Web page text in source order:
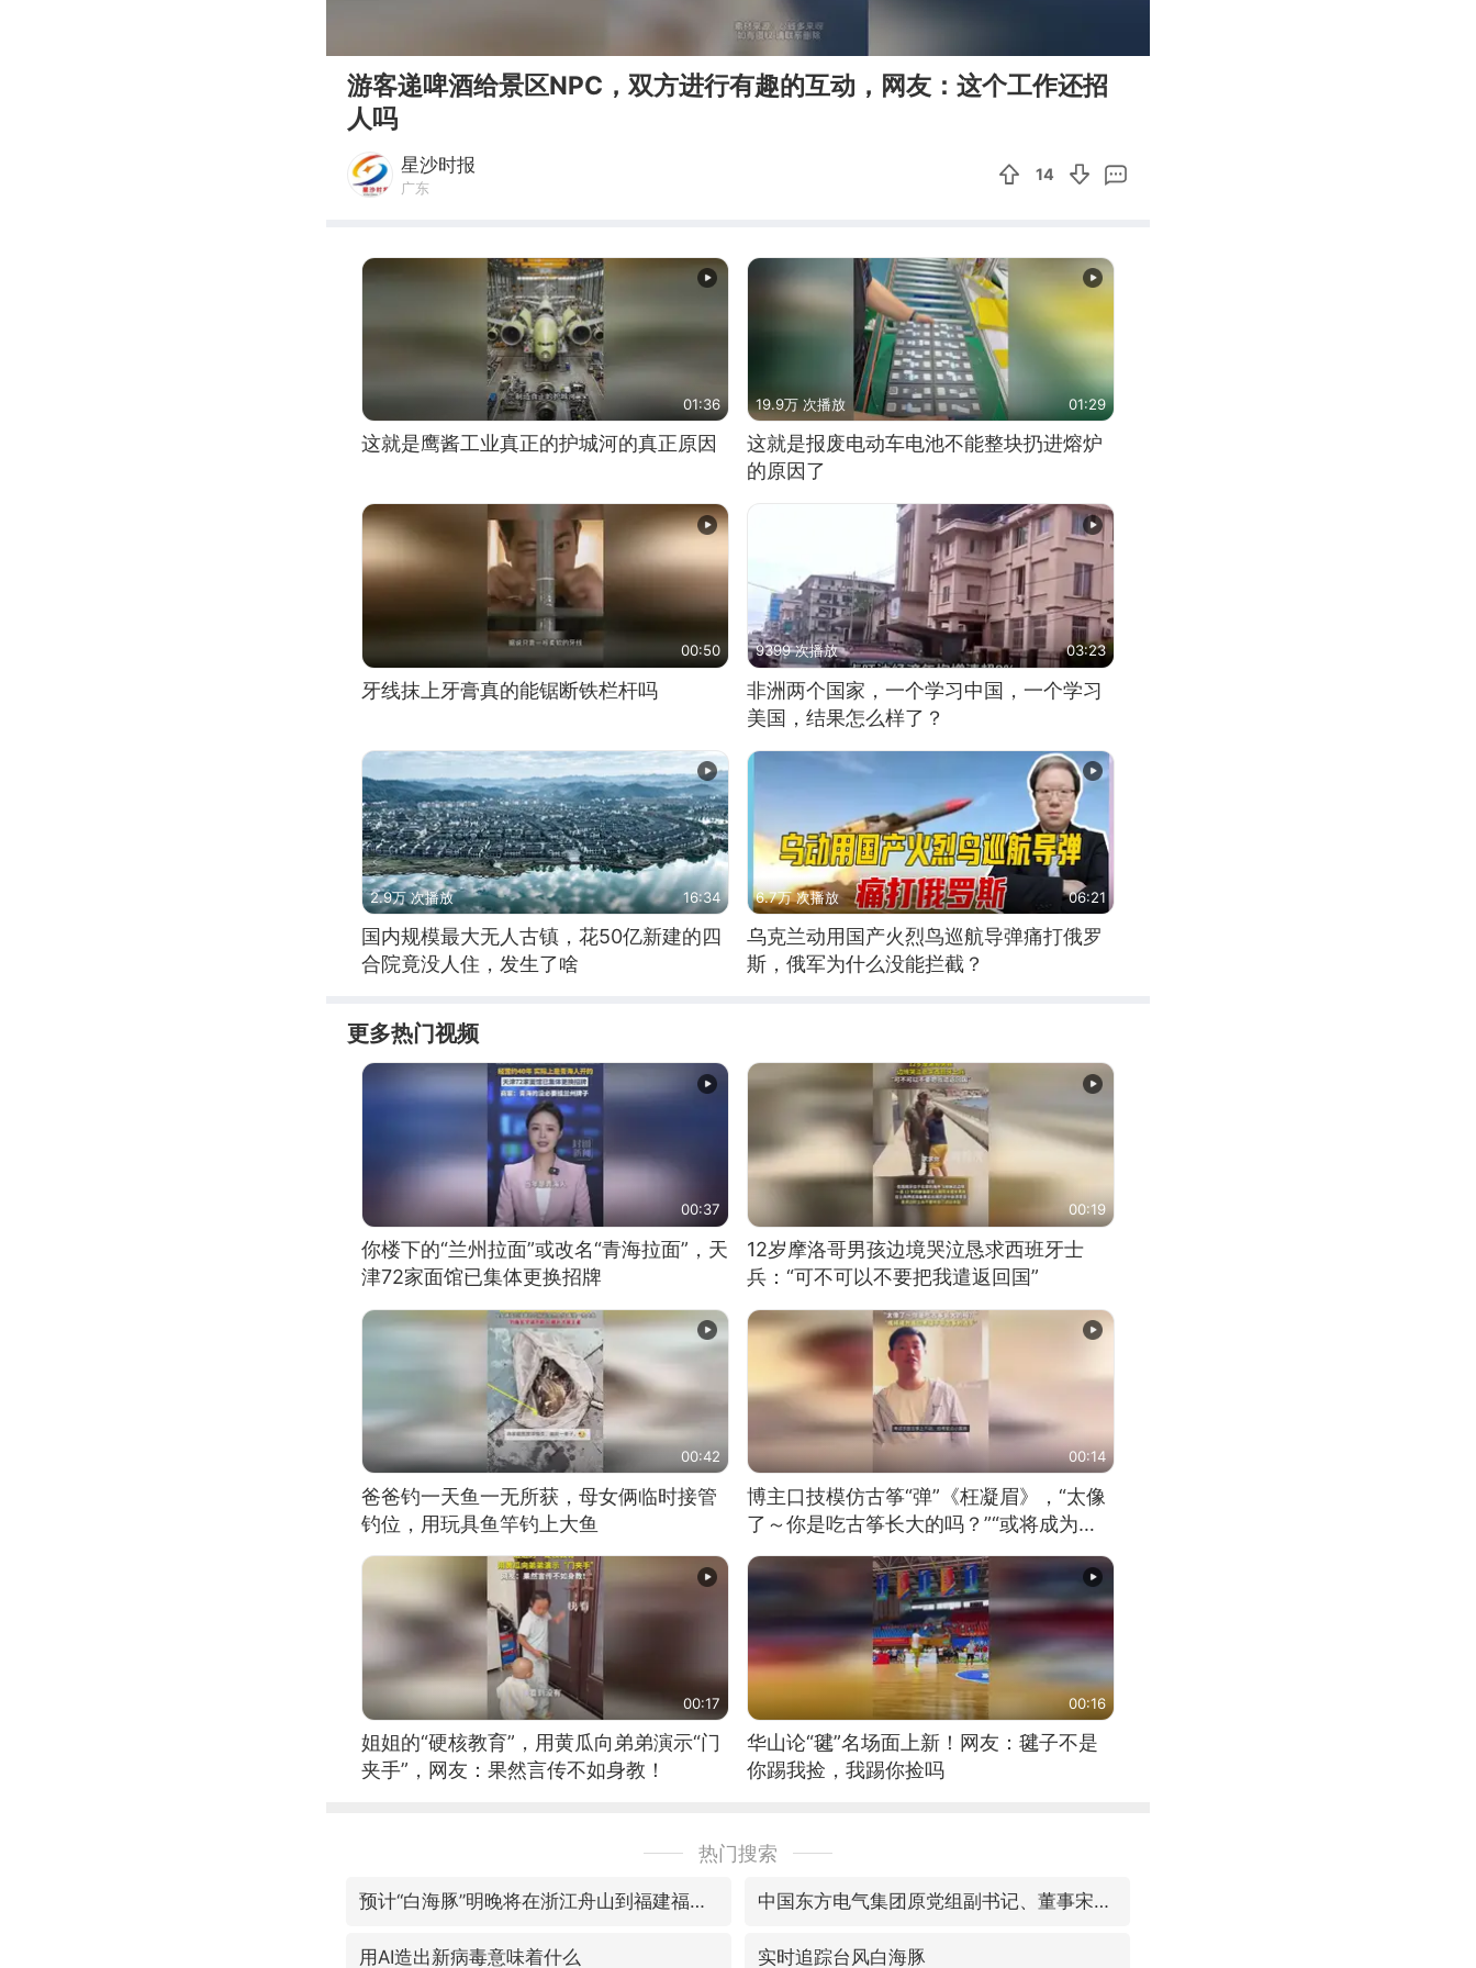
游客递啤酒给景区NPC，双方进行有趣的互动，网友：这个工作还招
人吗
星沙时报
广东
14
01:36
这就是鹰酱工业真正的护城河的真正原因
19.9万 次播放 01:29
这就是报废电动车电池不能整块扔进熔炉
的原因了
00:50
牙线抹上牙膏真的能锯断铁栏杆吗
9399 次播放 03:23
非洲两个国家，一个学习中国，一个学习
美国，结果怎么样了？
2.9万 次播放 16:34
国内规模最大无人古镇，花50亿新建的四
合院竟没人住，发生了啥
6.7万 次播放 06:21
乌克兰动用国产火烈鸟巡航导弹痛打俄罗
斯，俄军为什么没能拦截？
更多热门视频
00:37
你楼下的“兰州拉面”或改名“青海拉面”，天
津72家面馆已集体更换招牌
00:19
12岁摩洛哥男孩边境哭泣恳求西班牙士
兵：“可不可以不要把我遣返回国”
00:42
爸爸钓一天鱼一无所获，母女俩临时接管
钓位，用玩具鱼竿钓上大鱼
00:14
博主口技模仿古筝“弹”《枉凝眉》，“太像
了～你是吃古筝长大的吗？”“或将成为首
位考级不带古筝的选手。”（来源：新华每
日电讯）
00:17
姐姐的“硬核教育”，用黄瓜向弟弟演示“门
夹手”，网友：果然言传不如身教！
00:16
华山论“毽”名场面上新！网友：毽子不是
你踢我捡，我踢你捡吗
热门搜索
预计“白海豚”明晚将在浙江舟山到福建福鼎一带沿海登陆 中国东方电气集团原党组副书记、董事宋致远被查
用AI造出新病毒意味着什么 实时追踪台风白海豚